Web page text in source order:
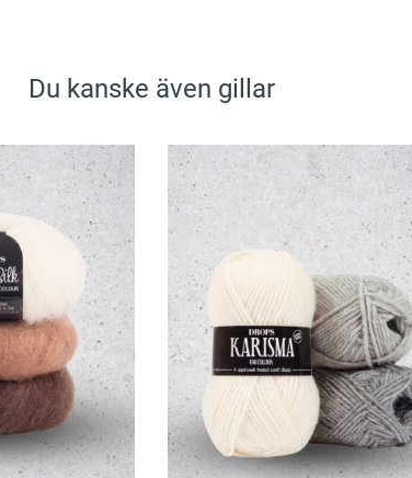
Du kanske även gillar